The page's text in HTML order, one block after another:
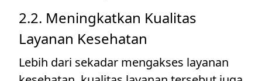
2.2. Meningkatkan Kualitas
Layanan Kesehatan
Lebih dari sekadar mengakses layanan